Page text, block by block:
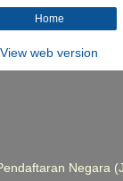
Home
View web version
Negara